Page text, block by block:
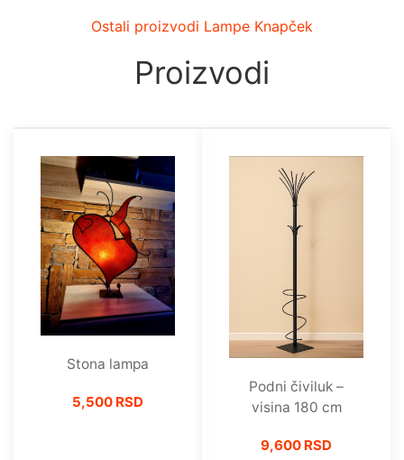
Ostali proizvodi Lampe Knapček
Proizvodi
Stona lampa
5,500 RSD
Podni čiviluk –
visina 180 cm
9,600 RSD